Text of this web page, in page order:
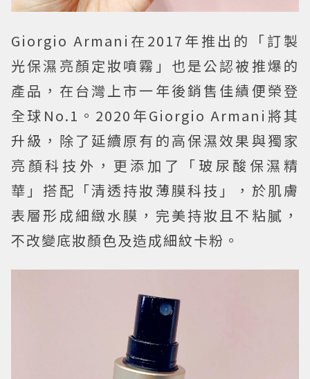
Giorgio Armani在2017年推出的「訂製
光保濕亮顏定妝噴霧」也是公認被推爆的
產品，在台灣上市一年後銷售佳績便榮登
全球No.1。2020年Giorgio Armani將其
升級，除了延續原有的高保濕效果與獨家
亮顏科技外，更添加了「玻尿酸保濕精
華」搭配「清透持妝薄膜科技」，於肌膚
表層形成細緻水膜，完美持妝且不粘膩，
不改變底妝顏色及造成細紋卡粉。